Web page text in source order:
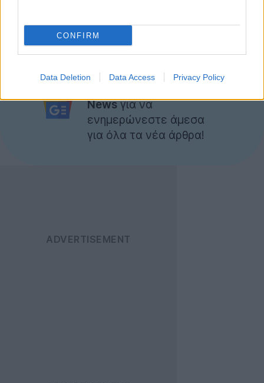
CONFIRM
Data Deletion Data Access Privacy Policy
Liliputing]
Ακολουθήστε το
Newsγια να
ενημερώνεστε άμεσα
για όλα τα νέα άρθρα!